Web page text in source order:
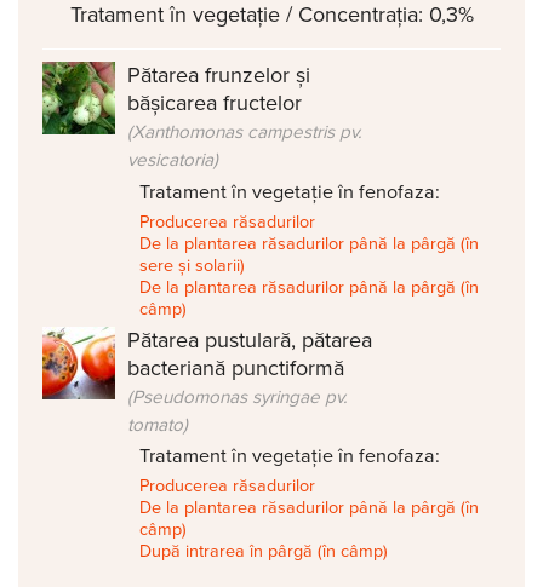
Tratament în vegetație / Concentrația: 0,3%
Pătarea frunzelor și
bășicarea fructelor
(Xanthomonas campestris pv.
vesicatoria)
Tratament în vegetație în fenofaza:
Producerea răsadurilor
De la plantarea răsadurilor până la pârgă (în
sere și solarii)
De la plantarea răsadurilor până la pârgă (în
câmp)
Pătarea pustulară, pătarea
bacteriană punctiformă
(Pseudomonas syringae pv.
tomato)
Tratament în vegetație în fenofaza:
Producerea răsadurilor
De la plantarea răsadurilor până la pârgă (în
câmp)
După intrarea în pârgă (în câmp)